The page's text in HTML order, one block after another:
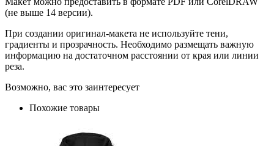
(не выше 14 версии).
При создании оригинал-макета не используйте тени,
градиенты и прозрачность. Необходимо размещать важную
информацию на достаточном расстоянии от края или линии
реза.
Возможно, вас это заинтересует
Похожие товары